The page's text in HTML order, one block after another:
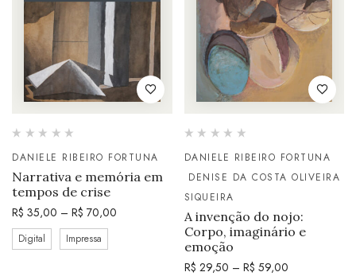
DANIELE RIBEIRO FORTUNA
Narrativa e memória em
tempos de crise
R$ 35,00 – R$ 70,00
Digital Impressa
DANIELE RIBEIRO FORTUNA
DENISE DA COSTA OLIVEIRA
SIQUEIRA
A invenção do nojo:
Corpo, imaginário e
emoção
R$ 29,50 – R$ 59,00